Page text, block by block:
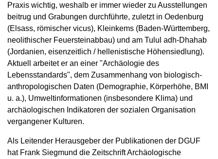
Praxis wichtig, weshalb er immer wieder zu Ausstellungen
beitrug und Grabungen durchführte, zuletzt in Oedenburg
(Elsass, römischer vicus), Kleinkems (Baden-Württemberg,
neolithischer Feuersteinabbau) und am Tulul adh-Dhahab
(Jordanien, eisenzeitlich / hellenistische Höhensiedlung).
Aktuell arbeitet er an einer "Archäologie des
Lebensstandards", dem Zusammenhang von biologisch-
anthropologischen Daten (Demographie, Körperhöhe, BMI
u. a.), Umweltinformationen (insbesondere Klima) und
archäologischen Indikatoren der sozialen Organisation
vergangener Kulturen.
Als Leitender Herausgeber der Publikationen der DGUF
hat Frank Siegmund die Zeitschrift Archäologische